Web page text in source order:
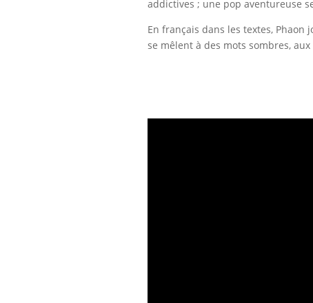
addictives ; une pop aventureuse
En français dans les textes, Phaon
se mêlent à des mots sombres,